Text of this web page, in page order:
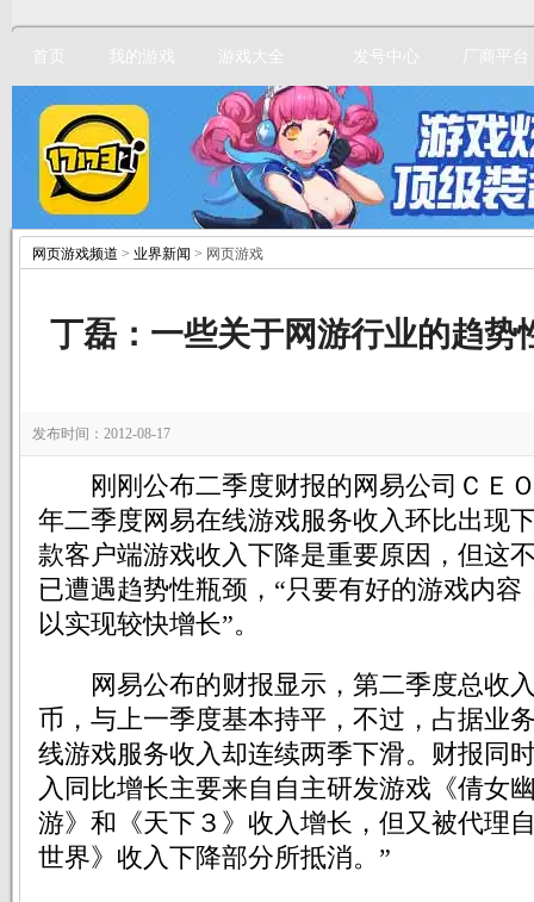
首页 我的游戏 游戏大全 发号中心 厂商平台
网页游戏频道 > 业界新闻 > 网页游戏
丁磊：一些关于网游行业的趋势
发布时间：2012-08-17
刚刚公布二季度财报的网易公司ＣＥ
年二季度网易在线游戏服务收入环比出现
款客户端游戏收入下降是重要原因，但这
已遭遇趋势性瓶颈，“只要有好的游戏内
以实现较快增长”。
网易公布的财报显示，第二季度总收
币，与上一季度基本持平，不过，占据业
线游戏服务收入却连续两季下滑。财报同
入同比增长主要来自自主研发游戏《倩女
游》和《天下３》收入增长，但又被代理
世界》收入下降部分所抵消。”
立即注册